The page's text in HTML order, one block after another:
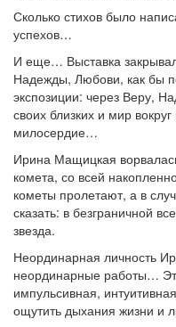
Сколько стихов было
успехов…
И еще… Выставка
Надежды, Любови, как бы
экспозиции: через Веру,
своих близких и мир
милосердие…
Ирина Мащицкая
комета, со всей
кометы пролетают, а в
сказать: в безграничной
звезда.
Неординарная личность
неординарные работы…
импульсивная,
ощутить дыхания жизни и